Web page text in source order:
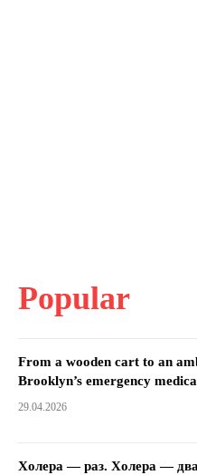
Popular
From a wooden cart to an
Brooklyn’s emergency
29.04.2026
Холера — раз. Холера —